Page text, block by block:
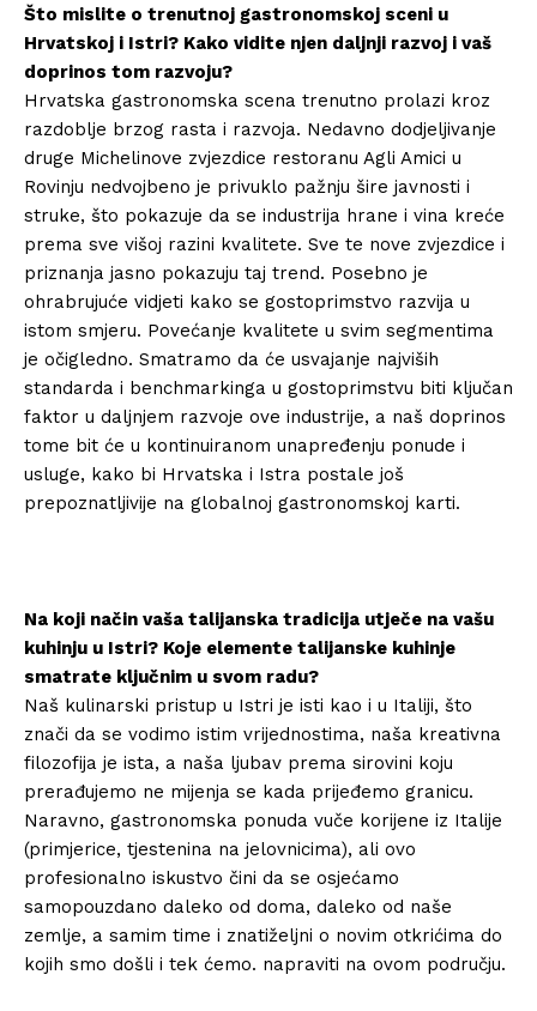
Što mislite o trenutnoj gastronomskoj sceni u
Hrvatskoj i Istri? Kako vidite njen daljnji razvoj i vaš
doprinos tom razvoju?
Hrvatska gastronomska scena trenutno prolazi kroz
razdoblje brzog rasta i razvoja. Nedavno dodjeljivanje
druge Michelinove zvjezdice restoranu Agli Amici u
Rovinju nedvojbeno je privuklo pažnju šire javnosti i
struke, što pokazuje da se industrija hrane i vina kreće
prema sve višoj razini kvalitete. Sve te nove zvjezdice i
priznanja jasno pokazuju taj trend. Posebno je
ohrabrujuće vidjeti kako se gostoprimstvo razvija u
istom smjeru. Povećanje kvalitete u svim segmentima
je očigledno. Smatramo da će usvajanje najviših
standarda i benchmarkinga u gostoprimstvu biti ključan
faktor u daljnjem razvoje ove industrije, a naš doprinos
tome bit će u kontinuiranom unapređenju ponude i
usluge, kako bi Hrvatska i Istra postale još
prepoznatljivije na globalnoj gastronomskoj karti.
Na koji način vaša talijanska tradicija utječe na vašu
kuhinju u Istri? Koje elemente talijanske kuhinje
smatrate ključnim u svom radu?
Naš kulinarski pristup u Istri je isti kao i u Italiji, što
znači da se vodimo istim vrijednostima, naša kreativna
filozofija je ista, a naša ljubav prema sirovini koju
prerađujemo ne mijenja se kada prijeđemo granicu.
Naravno, gastronomska ponuda vuče korijene iz Italije
(primjerice, tjestenina na jelovnicima), ali ovo
profesionalno iskustvo čini da se osjećamo
samopouzdano daleko od doma, daleko od naše
zemlje, a samim time i znatiželjni o novim otkrićima do
kojih smo došli i tek ćemo. napraviti na ovom području.